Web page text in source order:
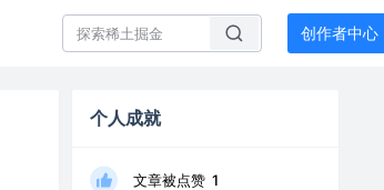
创作者中心
个人成就
文章被点赞 1